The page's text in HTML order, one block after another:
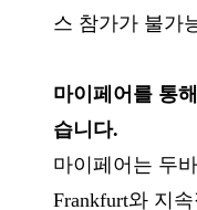
스 참가가 불가
마이페어를 통
습니다.
마이페어는 두
Frankfurt와 지